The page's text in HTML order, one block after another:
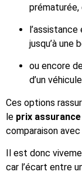
jusqu’à une
ou encore
d’un
Ces options
le prix
comparaison
Il est donc
car l’écart entre